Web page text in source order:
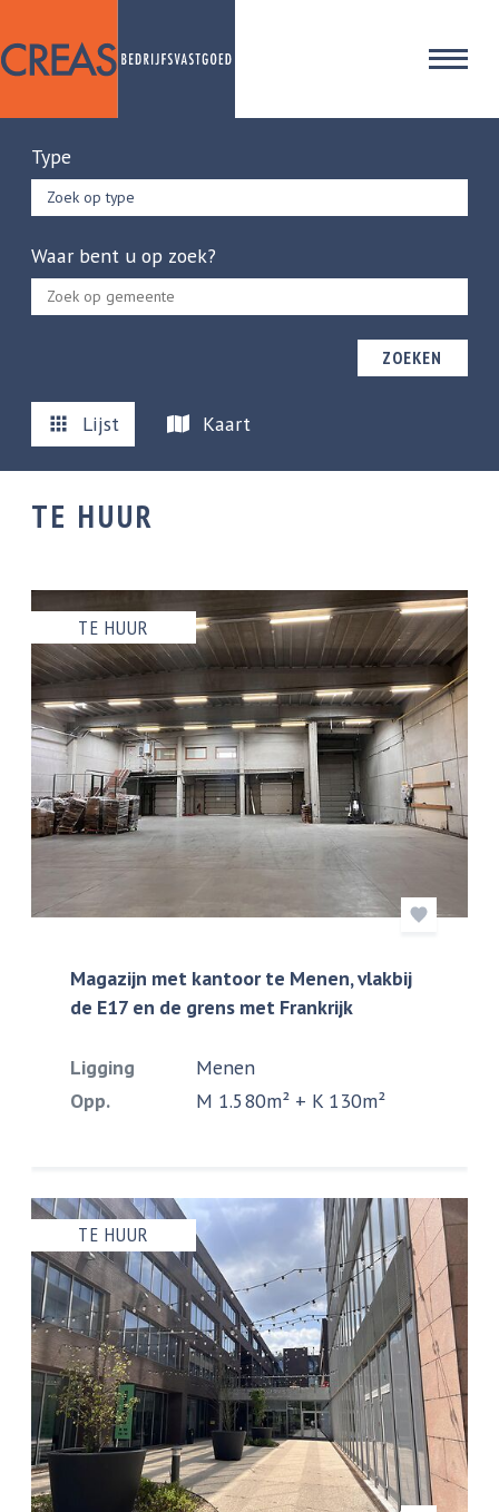
Type
Zoek op type
Waar bent u op zoek?
ZOEKEN
Lijst Kaart
TE HUUR
TE HUUR
Magazijn met kantoor te Menen, vlakbij
de E17 en de grens met Frankrijk
Ligging
Menen
Opp.
M 1.580m² + K 130m²
TE HUUR